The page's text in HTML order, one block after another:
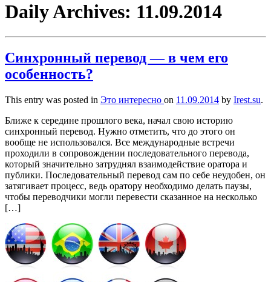
Daily Archives: 11.09.2014
Синхронный перевод — в чем его
особенность?
This entry was posted in Это интересно on 11.09.2014 by Irest.su.
Ближе к середине прошлого века, начал свою историю
синхронный перевод. Нужно отметить, что до этого он
вообще не использовался. Все международные встречи
проходили в сопровождении последовательного перевода,
который значительно затруднял взаимодействие оратора и
публики. Последовательный перевод сам по себе неудобен, он
затягивает процесс, ведь оратору необходимо делать паузы,
чтобы переводчики могли перевести сказанное на несколько
[…]